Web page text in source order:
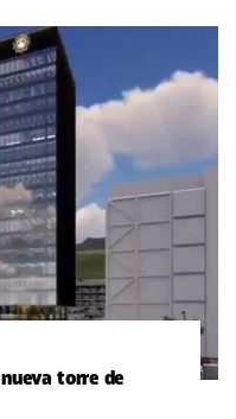
torre de